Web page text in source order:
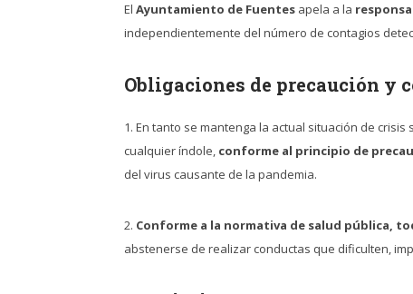
El Ayuntamiento de Fuentes apela a la
independientemente del número de contagios
Obligaciones de precaución y
1. En tanto se mantenga la actual situación de
cualquier índole, conforme al principio de
del virus causante de la pandemia.
2. Conforme a la normativa de salud pública,
abstenerse de realizar conductas que dificulten,